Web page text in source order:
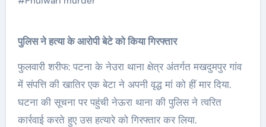
पुलिस ने हत्या के आरोपी बेटे को किया गिरफ्तार
फुलवारी शरीफ: पटना के नेउरा थाना क्षेत्र अंतर्गत मखदुमपुर गांव
में संपत्ति की खातिर एक बेटा ने अपनी वृद्ध मां को हीं मार दिया.
घटना की सूचना पर पहुंची नेऊरा थाना की पुलिस ने त्वरित
कार्रवाई करते हुए उस हत्यारे को गिरफ्तार कर लिया.